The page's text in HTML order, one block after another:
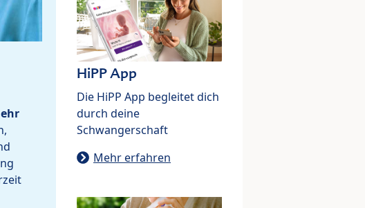
HiPP App
Die HiPP App begleitet dich
durch deine
Schwangerschaft
Mehr erfahren